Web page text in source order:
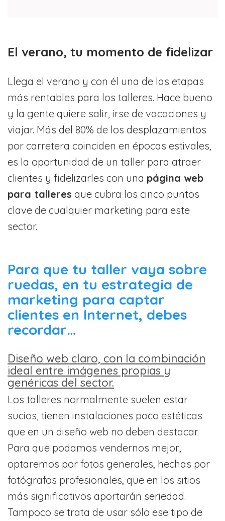
El verano, tu momento de fidelizar
Llega el verano y con él una de las etapas
más rentables para los talleres. Hace bueno
y la gente quiere salir, irse de vacaciones y
viajar. Más del 80% de los desplazamientos
por carretera coinciden en épocas estivales,
es la oportunidad de un taller para atraer
clientes y fidelizarles con una página web
para talleres que cubra los cinco puntos
clave de cualquier marketing para este
sector.
Para que tu taller vaya sobre
ruedas, en tu estrategia de
marketing para captar
clientes en Internet, debes
recordar…
Diseño web claro, con la combinación
ideal entre imágenes propias y
genéricas del sector.
Los talleres normalmente suelen estar
sucios, tienen instalaciones poco estéticas
que en un diseño web no deben destacar.
Para que podamos vendernos mejor,
optaremos por fotos generales, hechas por
fotógrafos profesionales, que en los sitios
más significativos aportarán seriedad.
Tampoco se trata de usar sólo ese tipo de